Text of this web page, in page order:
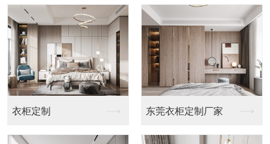
定制 东莞衣柜定制厂家 玻璃